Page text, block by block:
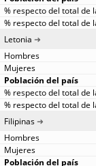
Letonia
Filipinas